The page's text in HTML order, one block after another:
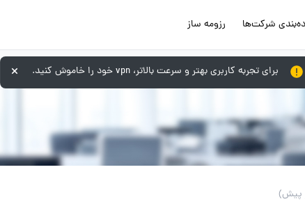
شرکت‌ها رزومه ساز
برای تجربه کاربری بهتر و سرعت بالاتر، vpn خود را خاموش کنید.